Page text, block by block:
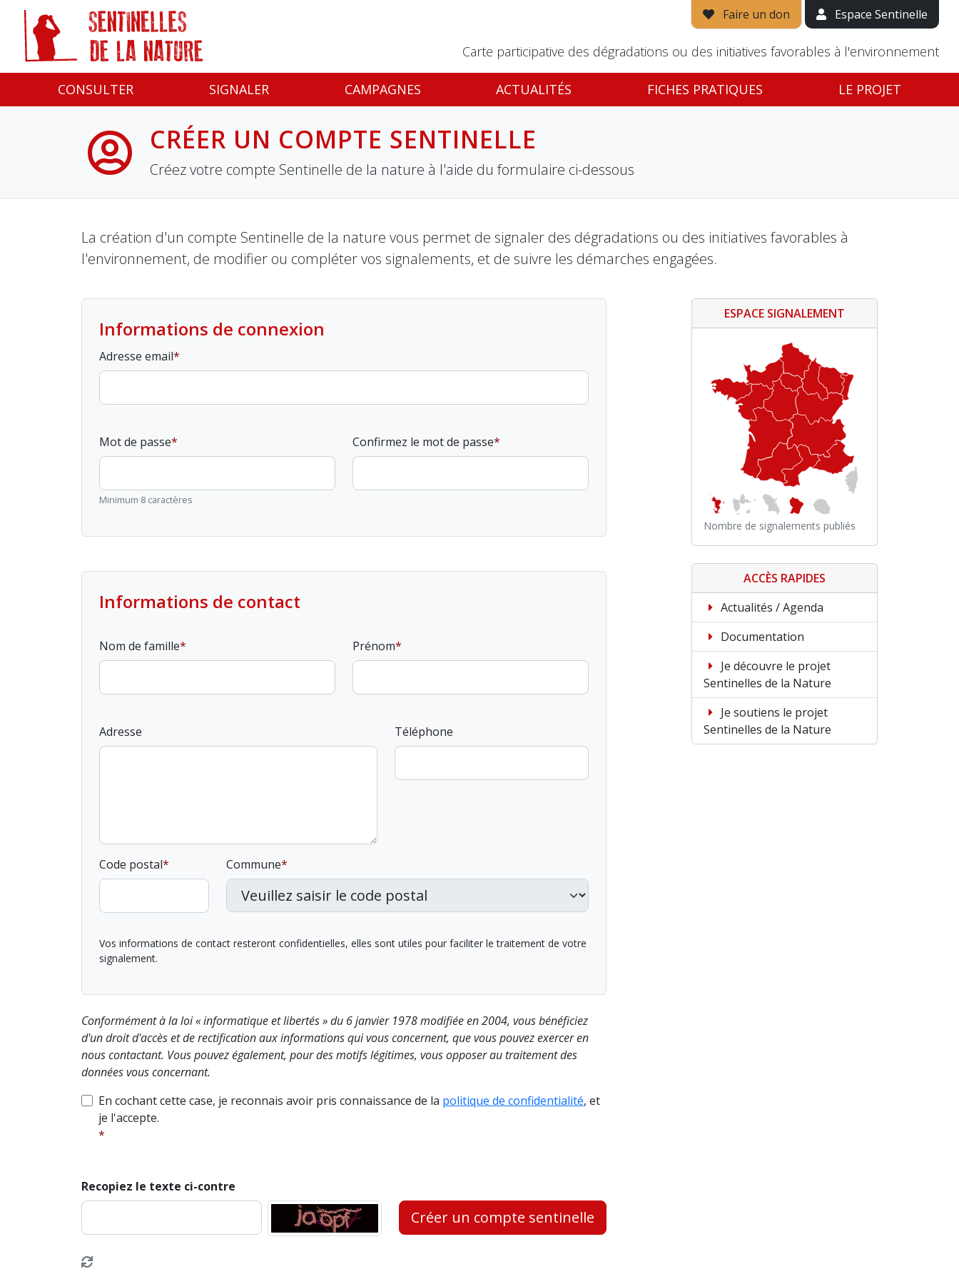
Faire un don Espace Sentinelle
Carte participative des dégradations ou des initiatives favorables à l'environnement
CONSULTER SIGNALER CAMPAGNES ACTUALITÉS FICHES PRATIQUES LE PROJET
CRÉER UN COMPTE SENTINELLE
Créez votre compte Sentinelle de la nature à l'aide du formulaire ci-dessous
La création d'un compte Sentinelle de la nature vous permet de signaler des dégradations ou des initiatives favorables à
l'environnement, de modifier ou compléter vos signalements, et de suivre les démarches engagées.
Informations de connexion
Adresse email
Mot de passe
Minimum 8 caractères
Confirmez le mot de passe
Informations de contact
Nom de famille Prénom
Adresse Téléphone
Code postal Commune
Vos informations de contact resteront confidentielles, elles sont utiles pour faciliter le traitement de votre
signalement.
Conformément à la loi « informatique et libertés » du 6 janvier 1978 modifiée en 2004, vous bénéficiez
d'un droit d'accès et de rectification aux informations qui vous concernent, que vous pouvez exercer en
nous contactant. Vous pouvez également, pour des motifs légitimes, vous opposer au traitement des
données vous concernant.
En cochant cette case, je reconnais avoir pris connaissance de la politique de confidentialité, et
je l'accepte.
Recopiez le texte ci-contre
Créer un compte sentinelle
ESPACE SIGNALEMENT
Nombre de signalements publiés
ACCÈS RAPIDES
Actualités / Agenda
Documentation
Je découvre le projet
Sentinelles de la Nature
Je soutiens le projet
Sentinelles de la Nature
Panneau de gestion des cookies